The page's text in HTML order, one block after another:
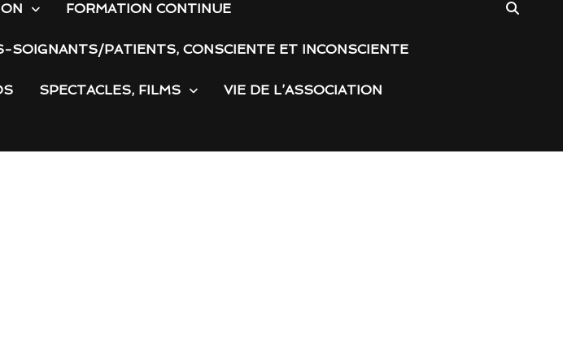
FORMATION CONTINUE
SOIGNANTS/PATIENTS, CONSCIENTE ET INCONSCIENTE
SPECTACLES, FILMS VIE DE L’ASSOCIATION